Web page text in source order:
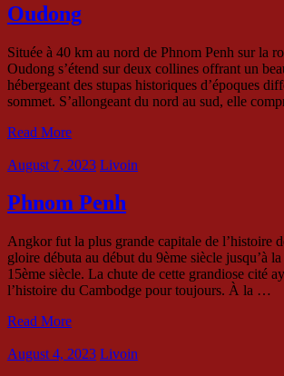
Oudong
Située à 40 km au nord de Phnom Penh sur la
Oudong s’étend sur deux collines offrant un
hébergeant des stupas historiques d’époques
sommet. S’allongeant du nord au sud, elle
Read More
August 7, 2023 Livoin
Phnom Penh
Angkor fut la plus grande capitale de l’histoire
gloire débuta au début du 9ème siècle jusqu’à
15ème siècle. La chute de cette grandiose cité
l’histoire du Cambodge pour toujours. À la …
Read More
August 4, 2023 Livoin